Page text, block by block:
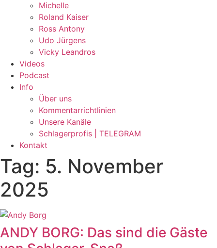
Michelle
Roland Kaiser
Ross Antony
Udo Jürgens
Vicky Leandros
Videos
Podcast
Info
Über uns
Kommentarrichtlinien
Unsere Kanäle
Schlagerprofis | TELEGRAM
Kontakt
Tag: 5. November
2025
ANDY BORG: Das sind die Gäste